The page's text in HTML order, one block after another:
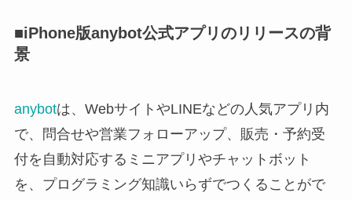
■iPhone版anybot公式アプリのリリースの背
景
anybotは、WebサイトやLINEなどの人気アプリ内
で、問合せや営業フォローアップ、販売・予約受
付を自動対応するミニアプリやチャットボット
を、プログラミング知識いらずでつくることがで